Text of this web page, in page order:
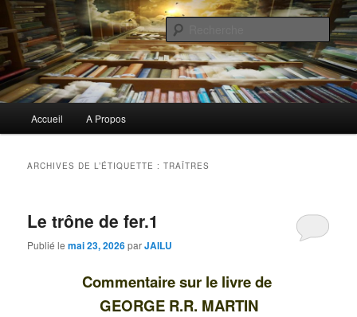
Aller
au
contenu
principal
Aller
au
contenu
secondaireBiblioclo
Commentaires littéraires en tout genre
principal
Accueil A Propos
ARCHIVES DE L’ÉTIQUETTE :TRAÎTRES
Le trône de fer.1
Publié lemai 23, 2026parJAILU
Commentaire sur le livre de
GEORGE R.R. MARTIN